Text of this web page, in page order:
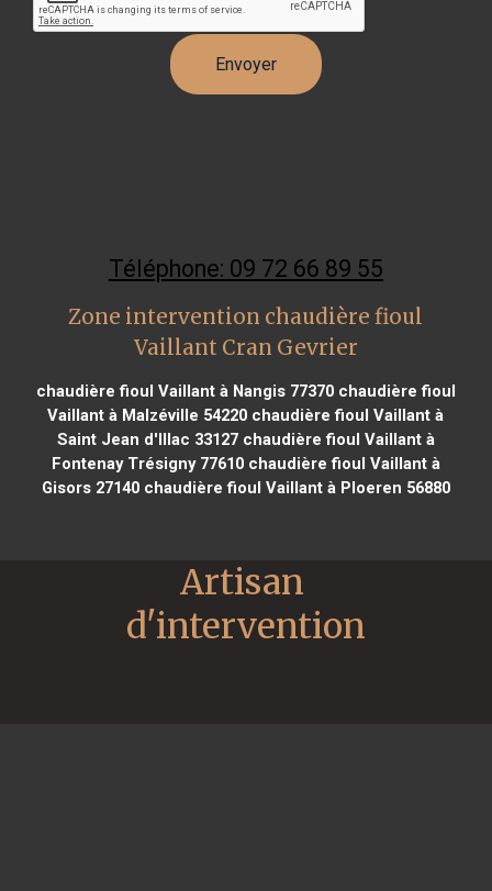
Téléphone: 09 72 66 89 55
Zone intervention chaudière fioul
Vaillant Cran Gevrier
chaudière fioul Vaillant à Nangis 77370chaudière fioul
Vaillant à Malzéville 54220 chaudière fioul Vaillant à
Saint Jean d'Illac 33127chaudière fioul Vaillant à
Fontenay Trésigny 77610chaudière fioul Vaillant à
Gisors 27140chaudière fioul Vaillant à Ploeren 56880
Artisan
d'intervention